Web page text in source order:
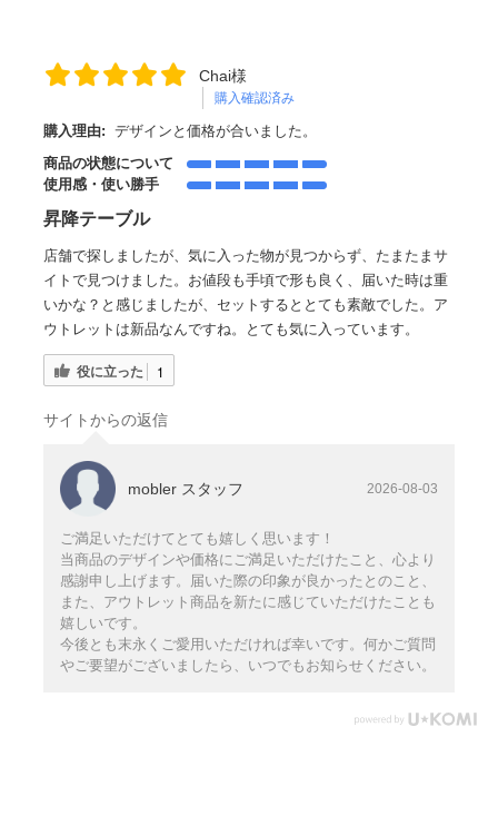
Chai様
購入確認済み
購入理由: デザインと価格が合いました。
商品の状態について
使用感・使い勝手
昇降テーブル
店舗で探しましたが、気に入った物が見つからず、たまたまサ
イトで見つけました。お値段も手頃で形も良く、届いた時は重
いかな？と感じましたが、セットするととても素敵でした。ア
ウトレットは新品なんですね。とても気に入っています。
役に立った 1
サイトからの返信
mobler スタッフ 2026-08-03
ご満足いただけてとても嬉しく思います！
当商品のデザインや価格にご満足いただけたこと、心より
感謝申し上げます。届いた際の印象が良かったとのこと、
また、アウトレット商品を新たに感じていただけたことも
嬉しいです。
今後とも末永くご愛用いただければ幸いです。何かご質問
やご要望がございましたら、いつでもお知らせください。